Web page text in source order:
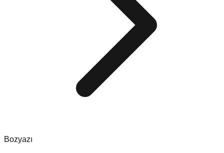
Bozyazı